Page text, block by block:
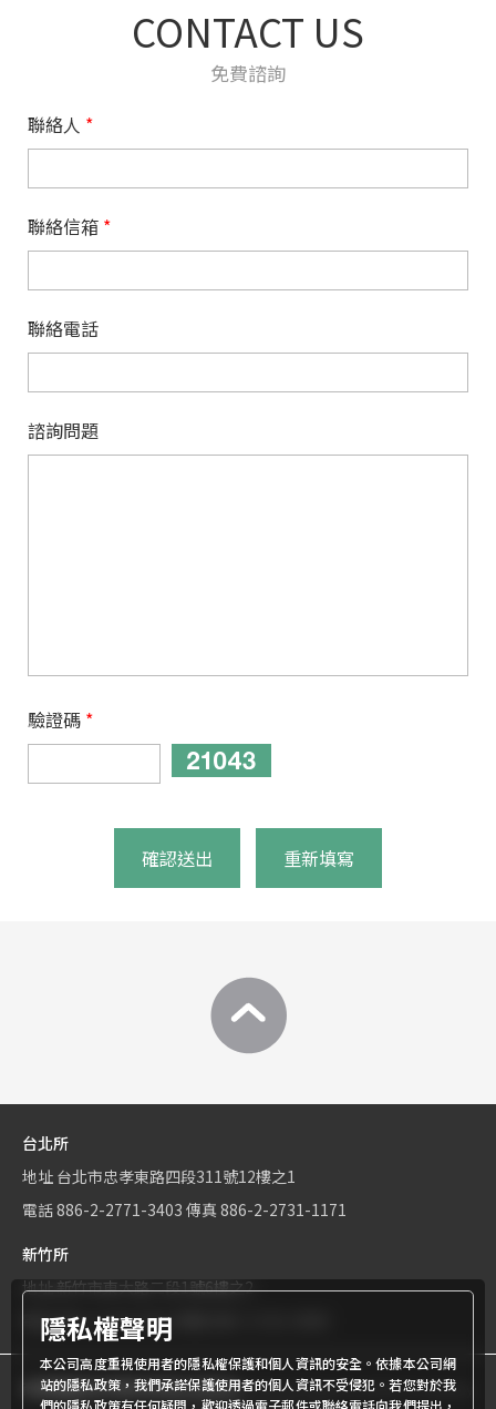
CONTACT US
免費諮詢
聯絡人 *
聯絡信箱 *
聯絡電話
諮詢問題
驗證碼 *
確認送出 重新填寫
台北所
地址 台北市忠孝東路四段311號12樓之1
電話886-2-2771-3403 傳真 886-2-2731-1171
新竹所
地址新竹市東大路二段1號6樓之2
電話886-3-534-9161
商標權屬世界專利有限公司所有© World Patent Limited Company
隱私權聲明
本公司高度重視使用者的隱私權保護和個人資訊的安全。依據本公司網
站的隱私政策，我們承諾保護使用者的個人資訊不受侵犯。若您對於我
們的隱私政策有任何疑問，歡迎透過電子郵件或聯絡電話向我們提出，